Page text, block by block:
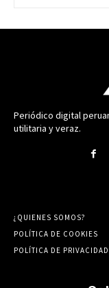
Periódico digital
utilitaria y veraz.
¿QUIENES SOMOS?
POLÍTICA DE COOKIES
POLÍTICA DE PRIVACIDAD